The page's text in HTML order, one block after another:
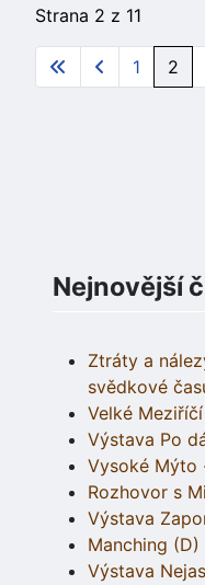
Strana 2 z 11
1 2
Nejnovější
Ztráty a
svědkové
Velké
Výstava Po
Vysoké Mýto
Rozhovor s
Výstava
Manching
Výstava